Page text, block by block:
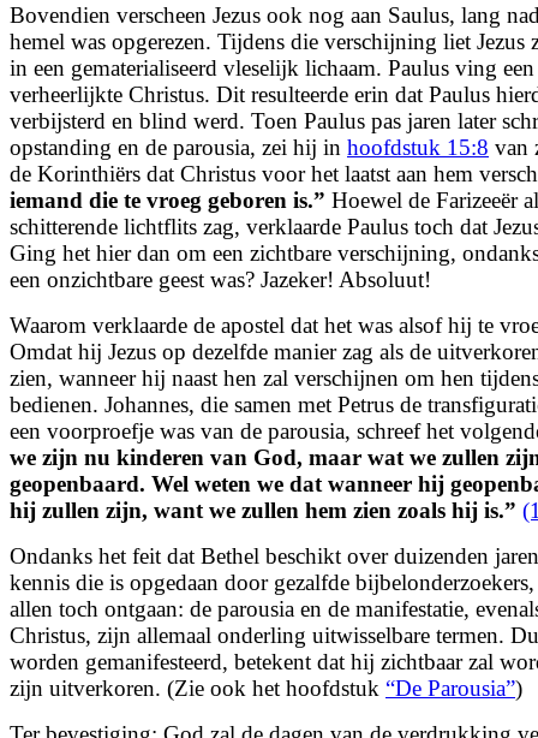
Bovendien verscheen Jezus ook nog aan Saulus, lang
hemel was opgerezen. Tijdens die verschijning liet Jezus
in een gematerialiseerd vleselijk lichaam. Paulus ving
verheerlijkte Christus. Dit resulteerde erin dat Paulus
verbijsterd en blind werd. Toen Paulus pas jaren later
opstanding en de parousia, zei hij in hoofdstuk 15:8 van
de Korinthiërs dat Christus voor het laatst aan hem
iemand die te vroeg geboren is.” Hoewel de Farizeeër
schitterende lichtflits zag, verklaarde Paulus toch dat
Ging het hier dan om een zichtbare verschijning,
een onzichtbare geest was? Jazeker! Absoluut!
Waarom verklaarde de apostel dat het was alsof hij te
Omdat hij Jezus op dezelfde manier zag als de
zien, wanneer hij naast hen zal verschijnen om hen
bedienen. Johannes, die samen met Petrus de
een voorproefje was van de parousia, schreef het
we zijn nu kinderen van God, maar wat we zullen
geopenbaard. Wel weten we dat wanneer hij
hij zullen zijn, want we zullen hem zien zoals hij is.”
Ondanks het feit dat Bethel beschikt over duizenden
kennis die is opgedaan door gezalfde
allen toch ontgaan: de parousia en de manifestatie,
Christus, zijn allemaal onderling uitwisselbare termen.
worden gemanifesteerd, betekent dat hij zichtbaar zal
zijn uitverkoren. (Zie ook het hoofdstuk “De Parousia”)